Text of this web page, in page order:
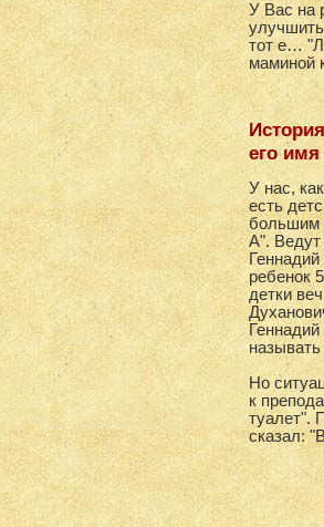
У Вас на
тот е…
маминой
его имя
У нас,
есть
большим
А". Ведут
ребенок
детки
Но
к
туалет".
сказал: